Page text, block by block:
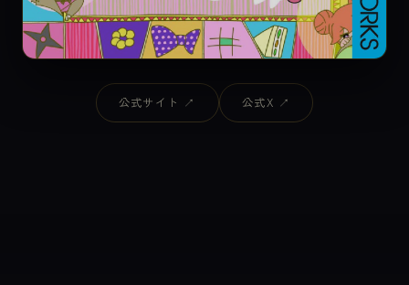
公式サイト ↗ 公式X ↗